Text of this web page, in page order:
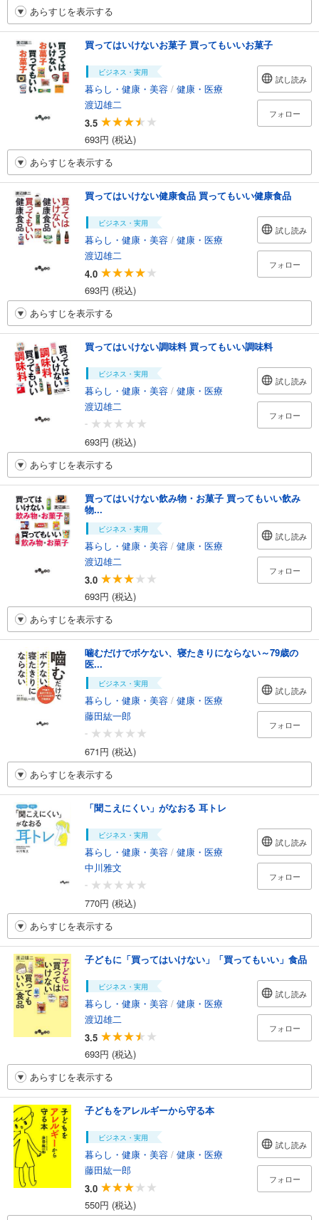
あらすじを表示する
買ってはいけないお菓子 買ってもいいお菓子
ビジネス・実用
暮らし・健康・美容 / 健康・医療
渡辺雄二
3.5
693円 (税込)
試し読み
フォロー
あらすじを表示する
買ってはいけない健康食品 買ってもいい健康食品
ビジネス・実用
暮らし・健康・美容 / 健康・医療
渡辺雄二
4.0
693円 (税込)
試し読み
フォロー
あらすじを表示する
買ってはいけない調味料 買ってもいい調味料
ビジネス・実用
暮らし・健康・美容 / 健康・医療
渡辺雄二
-
693円 (税込)
試し読み
フォロー
あらすじを表示する
買ってはいけない飲み物・お菓子 買ってもいい飲み
物...
ビジネス・実用
暮らし・健康・美容 / 健康・医療
渡辺雄二
3.0
693円 (税込)
試し読み
フォロー
あらすじを表示する
噛むだけでボケない、寝たきりにならない～79歳の
医...
ビジネス・実用
暮らし・健康・美容 / 健康・医療
藤田紘一郎
-
671円 (税込)
試し読み
フォロー
あらすじを表示する
「聞こえにくい」がなおる 耳トレ
ビジネス・実用
暮らし・健康・美容 / 健康・医療
中川雅文
-
770円 (税込)
試し読み
フォロー
あらすじを表示する
子どもに「買ってはいけない」「買ってもいい」食品
ビジネス・実用
暮らし・健康・美容 / 健康・医療
渡辺雄二
3.5
693円 (税込)
試し読み
フォロー
あらすじを表示する
子どもをアレルギーから守る本
ビジネス・実用
暮らし・健康・美容 / 健康・医療
藤田紘一郎
3.0
550円 (税込)
試し読み
フォロー